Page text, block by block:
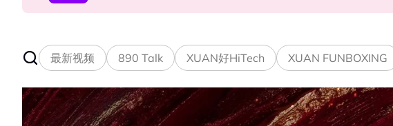
最新视频 890 Talk XUAN好HiTech XUAN FUNBOXING